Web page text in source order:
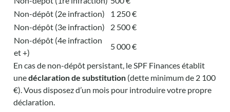
Non-dépôt (2e infraction)
1 250 €
Non-dépôt (3e infraction)
2 500 €
Non-dépôt (4e infraction
et +)
5 000 €
En cas de non-dépôt persistant, le SPF Finances établit
unedéclaration de substitution (dette minimum de 2 100
€). Vous disposez d’un mois pour introduire votre propre
déclaration.